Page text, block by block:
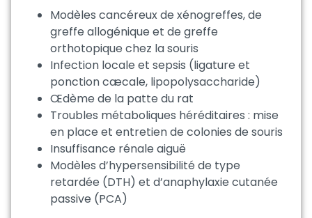
Modèles cancéreux de xénogreffes, de
greffe allogénique et de greffe
orthotopique chez la souris
Infection locale et sepsis (ligature et
ponction cæcale, lipopolysaccharide)
Œdème de la patte du rat
Troubles métaboliques héréditaires : mise
en place et entretien de colonies de souris
Insuffisance rénale aiguë
Modèles d’hypersensibilité de type
retardée (DTH) et d’anaphylaxie cutanée
passive (PCA)